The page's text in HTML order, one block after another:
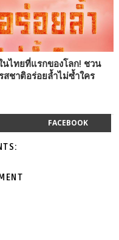
ไทยที่แรกของโลก! ชวน
ชาติอร่อยล้ำไม่ซ้ำใคร
FACEBOOK